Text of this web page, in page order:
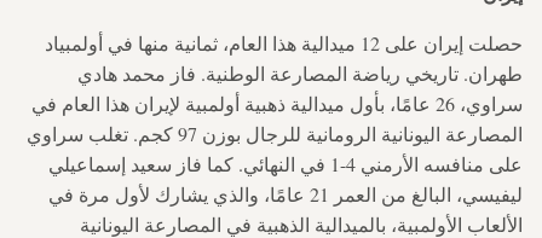
حصلت إيران على 12 ميدالية هذا العام، ثمانية منها في أولمبياد
طهران. تاريخي رياضة المصارعة الوطنية. فاز محمد هادي
سراوي، 26 عامًا، بأول ميدالية ذهبية أولمبية لإيران هذا العام في
المصارعة اليونانية الرومانية للرجال بوزن 97 كجم. تغلب سراوي
على منافسه الأرمني 4-1 في النهائي. كما فاز سعيد إسماعيلي
ليفيسي، البالغ من العمر 21 عامًا، والذي يشارك لأول مرة في
الألعاب الأولمبية، بالميدالية الذهبية في المصارعة اليونانية